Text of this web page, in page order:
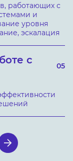
работающих с
и
уровня
эскалация
с
05